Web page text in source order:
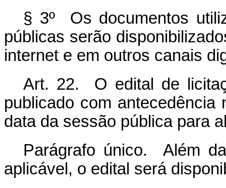
§ 3º Os documentos
públicas serão
internet e em outros canais
Art. 22. O edital de
publicado com
data da sessão pública para
Parágrafo único. Além
aplicável, o edital será